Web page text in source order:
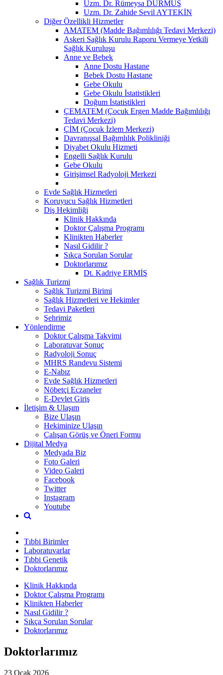
Uzm. Dr. Rümeysa DURMUŞ
Uzm. Dr. Zahide Sevil AYTEKİN
Diğer Özellikli Hizmetler
AMATEM (Madde Bağımlılığı Tedavi Merkezi)
Askeri Sağlık Kurulu Raporu Vermeye Yetkili
Sağlık Kuruluşu
Anne ve Bebek
Anne Dostu Hastane
Bebek Dostu Hastane
Gebe Okulu
Gebe Okulu İstatistikleri
Doğum İstatistikleri
ÇEMATEM (Çocuk Ergen Madde Bağımlılığı
Tedavi Merkezi)
ÇİM (Çocuk İzlem Merkezi)
Davranışsal Bağımlılık Polikliniği
Diyabet Okulu Hizmeti
Engelli Sağlık Kurulu
Gebe Okulu
Girişimsel Radyoloji Merkezi
Evde Sağlık Hizmetleri
Koruyucu Sağlık Hizmetleri
Diş Hekimliği
Klinik Hakkında
Doktor Çalışma Programı
Klinikten Haberler
Nasıl Gidilir ?
Sıkça Sorulan Sorular
Doktorlarımız
Dt. Kadriye ERMİŞ
Sağlık Turizmi
Sağlık Turizmi Birimi
Sağlık Hizmetleri ve Hekimler
Tedavi Paketleri
Şehrimiz
Yönlendirme
Doktor Çalışma Takvimi
Laboratuvar Sonuç
Radyoloji Sonuç
MHRS Randevu Sistemi
E-Nabız
Evde Sağlık Hizmetleri
Nöbetçi Eczaneler
E-Devlet Giriş
İletişim & Ulaşım
Bize Ulaşın
Hekiminize Ulaşın
Çalışan Görüş ve Öneri Formu
Dijital Medya
Medyada Biz
Foto Galeri
Video Galeri
Facebook
Twitter
Instagram
Youtube
Tıbbi Birimler
Laboratuvarlar
Tıbbi Genetik
Doktorlarımız
Klinik Hakkında
Doktor Çalışma Programı
Klinikten Haberler
Nasıl Gidilir ?
Sıkça Sorulan Sorular
Doktorlarımız
Doktorlarımız
23 Ocak 2026